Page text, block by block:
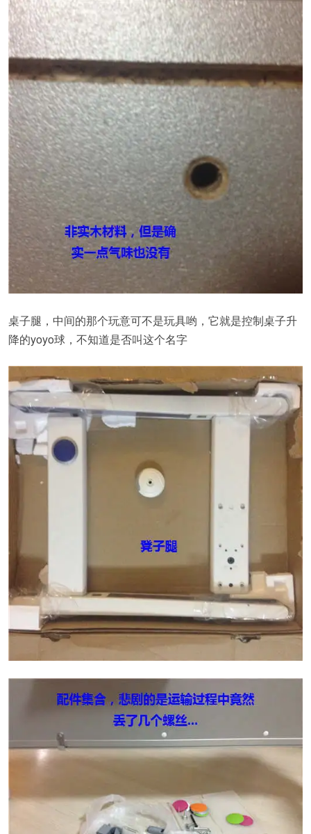
桌子腿，中间的那个玩意可不是玩具哟，它就是控制桌子升
降的yoyo球，不知道是否叫这个名字